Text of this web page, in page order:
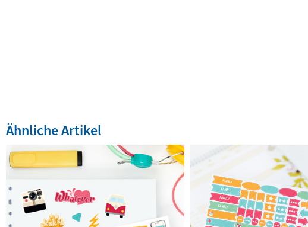
Ähnliche Artikel